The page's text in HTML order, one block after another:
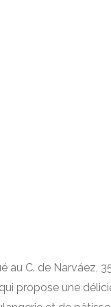
au C. de Narváez,
propose une